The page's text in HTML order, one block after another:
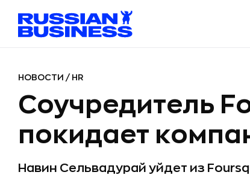
НОВОСТИ / HR
Соучредитель
покидает
Навин Сельвадурай уйдет из